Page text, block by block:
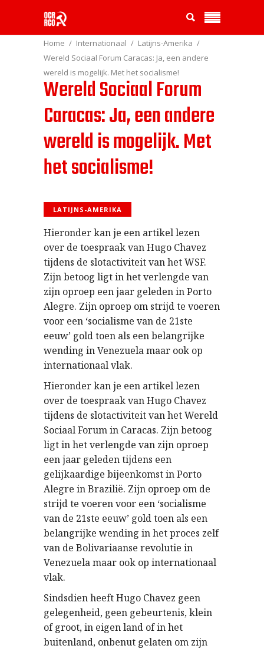
Home Internationaal
Latijns-Amerika
Wereld Sociaal Forum Caracas: Ja, een andere
wereld is mogelijk. Met het socialisme!
Wereld Sociaal Forum
Caracas: Ja, een andere
wereld is mogelijk. Met
het socialisme!
LATIJNS-AMERIKA
Hieronder kan je een artikel lezen
over de toespraak van Hugo Chavez
tijdens de slotactiviteit van het WSF.
Zijn betoog ligt in het verlengde van
zijn oproep een jaar geleden in Porto
Alegre. Zijn oproep om strijd te voeren
voor een ‘socialisme van de 21ste
eeuw’ gold toen als een belangrijke
wending in Venezuela maar ook op
internationaal vlak.
Hieronder kan je een artikel lezen
over de toespraak van Hugo Chavez
tijdens de slotactiviteit van het Wereld
Sociaal Forum in Caracas. Zijn betoog
ligt in het verlengde van zijn oproep
een jaar geleden tijdens een
gelijkaardige bijeenkomst in Porto
Alegre in Brazilië. Zijn oproep om de
strijd te voeren voor een ‘socialisme
van de 21ste eeuw’ gold toen als een
belangrijke wending in het proces zelf
van de Bolivariaanse revolutie in
Venezuela maar ook op internationaal
vlak.
Sindsdien heeft Hugo Chavez geen
gelegenheid, geen gebeurtenis, klein
of groot, in eigen land of in het
buitenland, onbenut gelaten om zijn